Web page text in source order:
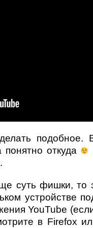
подобное.
понятно откуда
суть фишки, то
устройстве
YouTube
в Firefox